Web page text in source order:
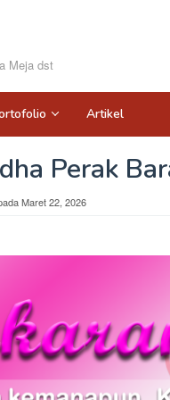
Meja dst
Artikel
Perak
Maret 22, 2026